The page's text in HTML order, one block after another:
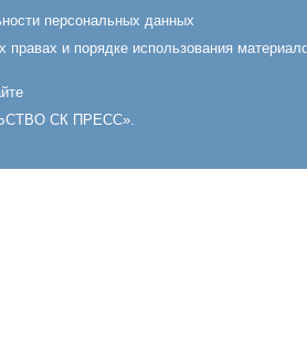
персональных данных
правах и порядке использования
СК ПРЕСС».